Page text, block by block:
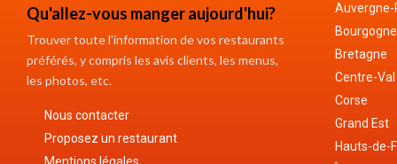
Qu'allez-vous manger aujourd'hui?
Trouver toute l’information de vos restaurants
préférés, y compris les avis clients, les menus,
les photos, etc.
Nous contacter
Proposez un restaurant
Mentions légales
Auvergne-
Bretagne
Centre-Val
Corse
Grand Est
Hauts-de-